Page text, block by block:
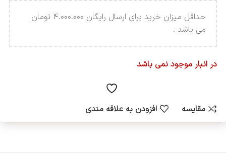
حداقل میزان خرید برای ارسال رایگان 4.000.000 تومان
می باشد .
در انبار موجود نمی باشد
مقایسه افزودن به علاقه مندی